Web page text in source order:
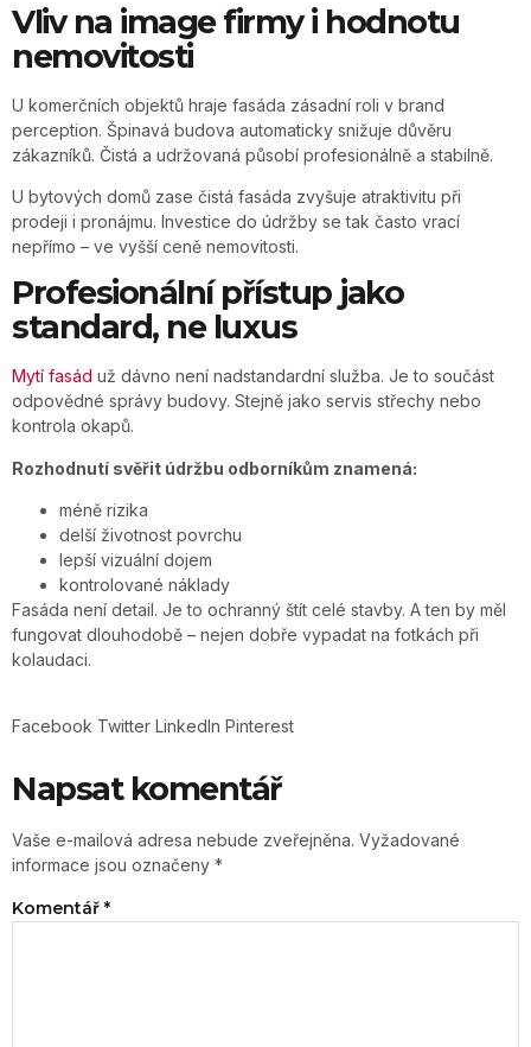
Vliv na image firmy i hodnotu
nemovitosti
U komerčních objektů hraje fasáda zásadní roli v brand
perception. Špinavá budova automaticky snižuje důvěru
zákazníků. Čistá a udržovaná působí profesionálně a stabilně.
U bytových domů zase čistá fasáda zvyšuje atraktivitu při
prodeji i pronájmu. Investice do údržby se tak často vrací
nepřímo – ve vyšší ceně nemovitosti.
Profesionální přístup jako
standard, ne luxus
Mytí fasád už dávno není nadstandardní služba. Je to součást
odpovědné správy budovy. Stejně jako servis střechy nebo
kontrola okapů.
Rozhodnutí svěřit údržbu odborníkům znamená:
méně rizika
delší životnost povrchu
lepší vizuální dojem
kontrolované náklady
Fasáda není detail. Je to ochranný štít celé stavby. A ten by měl
fungovat dlouhodobě – nejen dobře vypadat na fotkách při
kolaudaci.
Facebook Twitter LinkedIn Pinterest
Napsat komentář
Vaše e-mailová adresa nebude zveřejněna. Vyžadované
informace jsou označeny *
Komentář *